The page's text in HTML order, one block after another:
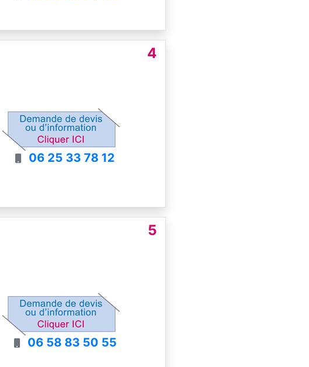
4
06 25 33 78 12
5
06 58 83 50 55